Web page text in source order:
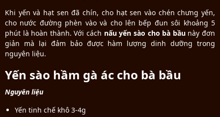
Khi yến và hạt sen đã chín, cho hạt sen vào chén chưng yến,
cho nước đường phèn vào và cho lên bếp đun sôi khoảng 5
phút là hoàn thành. Với cách nấu yến sào cho bà bầu này đơn
giản mà lại đảm bảo được hàm lượng dinh dưỡng trong
nguyên liệu.
Yến sào hầm gà ác cho bà bầu
Nguyên liệu
Yến tinh chế khô 3-4g